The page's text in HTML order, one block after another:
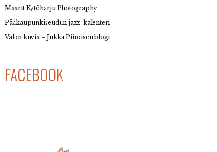
Maarit Kytöharju Photography
Pääkaupunkiseudun jazz-kalenteri
Valon kuvia – Jukka Piiroisen blogi
FACEBOOK